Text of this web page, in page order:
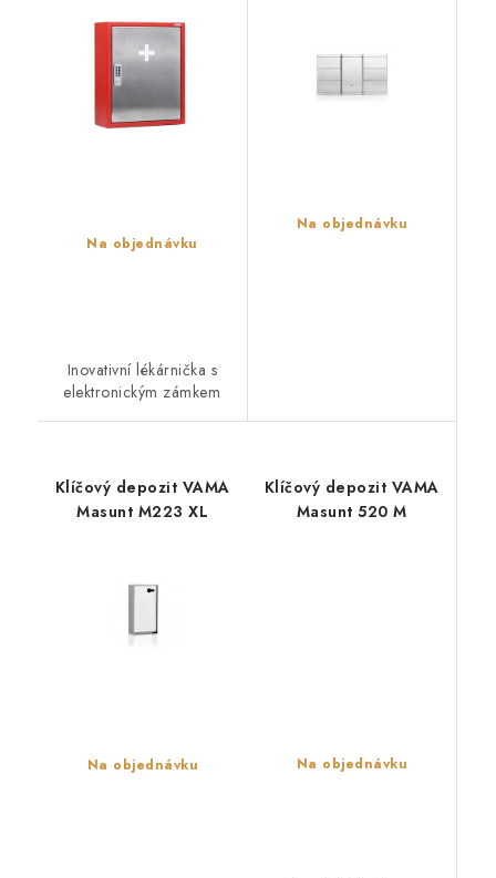
Na objednávku
Inovativní lékárnička s
elektronickým zámkem
Na objednávku
Klíčový depozit VAMA
Masunt M223 XL
Na objednávku
Klíčový depozit VAMA
Masunt 520 M
Na objednávku